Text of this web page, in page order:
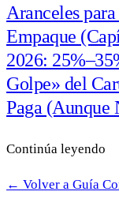
Aranceles
Empaque
2026:
Golpe» del
Paga (Aunque
Continúa leyendo
← Volver a Guía